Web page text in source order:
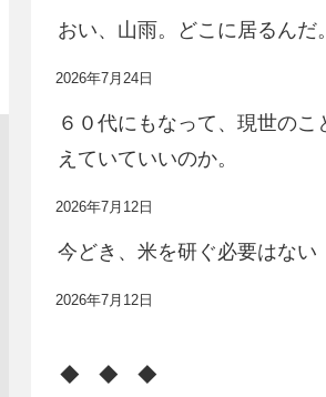
おい、山雨。どこに居るんだ。
2026年7月24日
６０代にもなって、現世のこ
えていていいのか。
2026年7月12日
今どき、米を研ぐ必要はない
2026年7月12日
◆ ◆ ◆